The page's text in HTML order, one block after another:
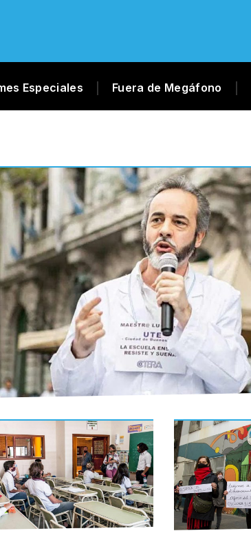
Especiales Fuera de Megáfono